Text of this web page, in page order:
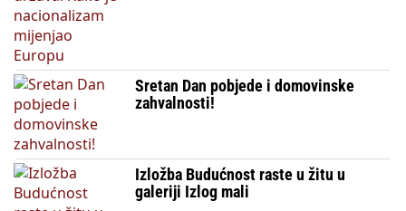
Sretan Dan pobjede i domovinske
zahvalnosti!
Izložba Budućnost raste u žitu u
galeriji Izlog mali